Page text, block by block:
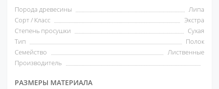
Порода древесины
Липа
Сорт / Класс
Экстра
Степень просушки
Сухая
Тип
Полок
Семейство
Лиственные
Производитель
РАЗМЕРЫ МАТЕРИАЛА